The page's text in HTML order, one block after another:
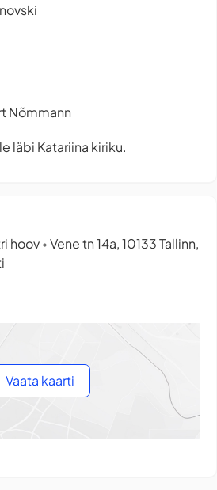
Nõmmann
läbi Katariina kiriku.
hoov • Vene tn 14a, 10133 Tallinn,
Vaata kaarti